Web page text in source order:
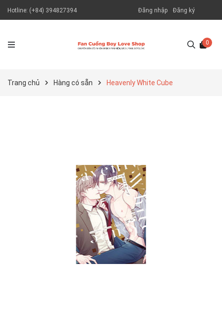
Hotline: (+84) 394827394 Đăng nhập Đăng ký
0
Trang chủ Hàng có sẵn Heavenly White Cube